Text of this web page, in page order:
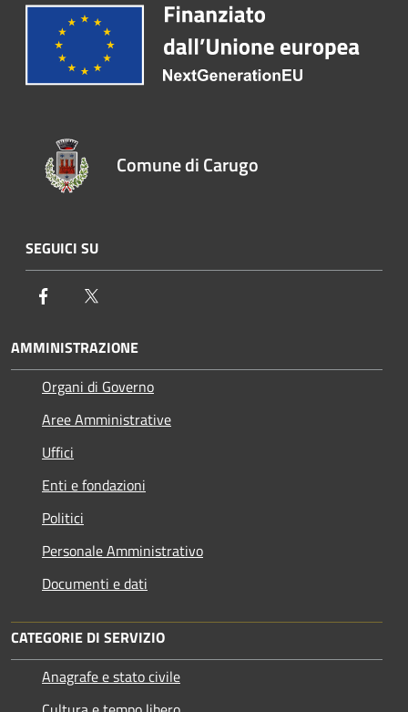
Comune di Carugo
SEGUICI SU
Facebook
AMMINISTRAZIONE
Organi di Governo
Aree Amministrative
Uffici
Enti e fondazioni
Politici
Personale Amministrativo
Documenti e dati
CATEGORIE DI SERVIZIO
Anagrafe e stato civile